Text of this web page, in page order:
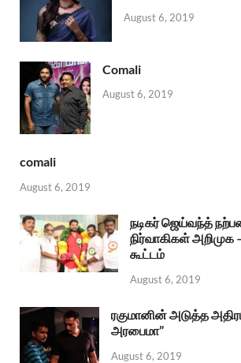
August 6, 2019
Comali
August 6, 2019
comali
August 6, 2019
நடிகர் ஜெய்வந்த்
நிர்வாகிகள்
கூட்டம்
August 6, 2019
ரகுமானின் அடுத்த
அரபைமா”
August 6, 2019